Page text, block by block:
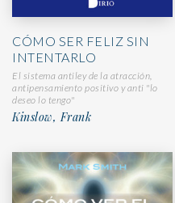
CÓMO SER FELIZ SIN
INTENTARLO
El sistema antiley de la atracción,
antipensamiento positivo y anti "lo
deseo lo tengo"
Kinslow, Frank